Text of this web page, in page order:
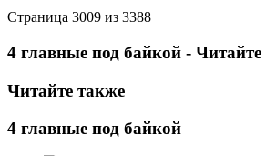
Страница 3009 из 3388
4 главные под байкой - Читайте
Читайте также
4 главные под байкой